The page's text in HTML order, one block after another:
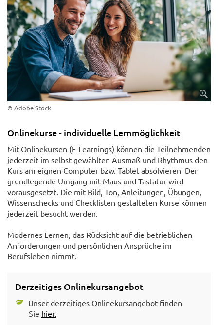
© Adobe Stock
Onlinekurse - individuelle Lernmöglichkeit
Mit Onlinekursen (E-Learnings) können die Teilnehmenden
jederzeit im selbst gewählten Ausmaß und Rhythmus den
Kurs am eignen Computer bzw. Tablet absolvieren. Der
grundlegende Umgang mit Maus und Tastatur wird
vorausgesetzt. Die mit Bild, Ton, Anleitungen, Übungen,
Wissenschecks und Checklisten gestalteten Kurse können
jederzeit besucht werden.
Modernes Lernen, das Rücksicht auf die betrieblichen
Anforderungen und persönlichen Ansprüche im
Berufsleben nimmt.
Derzeitiges Onlinekursangebot
Unser derzeitiges Onlinekursangebot finden
Sie hier.